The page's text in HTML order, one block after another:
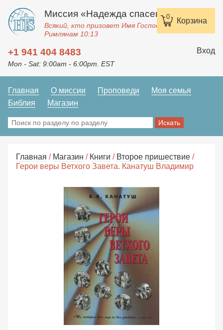
0 Корзина
Миссия «Надежда спасения»
Всякий, кто призовет Имя Господне, спасется.
Римлянам 10:13
+1 941 404 8483
Mon - Sat: 9:00am - 6:00pm. EST
Вход
Главная О миссии Проповеди
Моя семья
Библия
Магазин
Главная / Магазин / Книги / Второе пришествие /
Герои веры Ветхого Завета. Канатуш Владимир